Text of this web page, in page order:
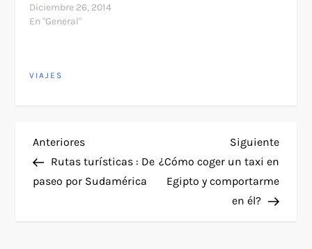
Diciembre 26, 2014
En "General"
VIAJES
N
a
Entrada
anterior
Anteriores
Rutas turísticas : De
paseo por Sudamérica
Siguiente
¿Cómo coger un taxi en
Egipto y comportarme
en él?